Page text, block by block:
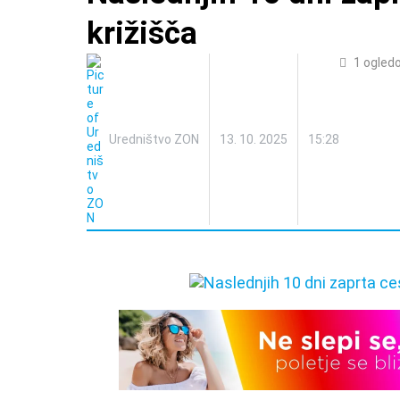
križišča
Uredništvo ZON 13. 10. 2025 15:28
1